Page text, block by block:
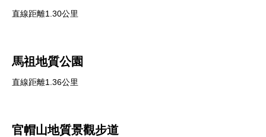
直線距離1.30公里
馬祖地質公園
直線距離1.36公里
官帽山地質景觀步道